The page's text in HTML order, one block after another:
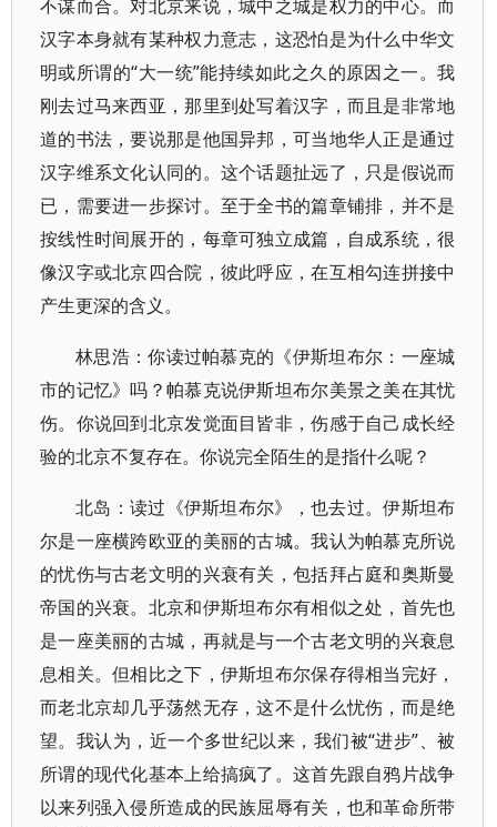
不谋而合。对北京来说，城中之城是权力的中心。而
汉字本身就有某种权力意志，这恐怕是为什么中华文
明或所谓的“大一统”能持续如此之久的原因之一。我
刚去过马来西亚，那里到处写着汉字，而且是非常地
道的书法，要说那是他国异邦，可当地华人正是通过
汉字维系文化认同的。这个话题扯远了，只是假说而
已，需要进一步探讨。至于全书的篇章铺排，并不是
按线性时间展开的，每章可独立成篇，自成系统，很
像汉字或北京四合院，彼此呼应，在互相勾连拼接中
产生更深的含义。
林思浩：你读过帕慕克的《伊斯坦布尔：一座城
市的记忆》吗？帕慕克说伊斯坦布尔美景之美在其忧
伤。你说回到北京发觉面目皆非，伤感于自己成长经
验的北京不复存在。你说完全陌生的是指什么呢？
北岛：读过《伊斯坦布尔》，也去过。伊斯坦布
尔是一座横跨欧亚的美丽的古城。我认为帕慕克所说
的忧伤与古老文明的兴衰有关，包括拜占庭和奥斯曼
帝国的兴衰。北京和伊斯坦布尔有相似之处，首先也
是一座美丽的古城，再就是与一个古老文明的兴衰息
息相关。但相比之下，伊斯坦布尔保存得相当完好，
而老北京却几乎荡然无存，这不是什么忧伤，而是绝
望。我认为，近一个多世纪以来，我们被“进步”、被
所谓的现代化基本上给搞疯了。这首先跟自鸦片战争
以来列强入侵所造成的民族屈辱有关，也和革命所带